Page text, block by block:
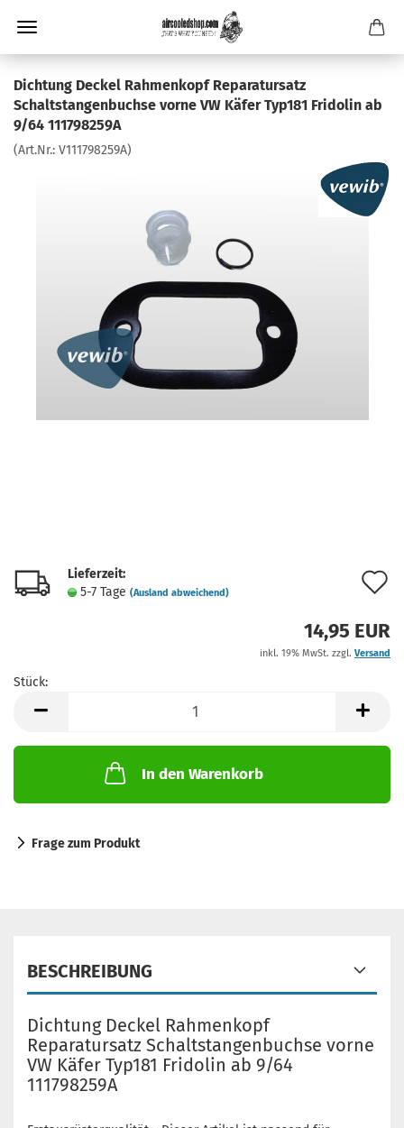
Dichtung Deckel Rahmenkopf Reparatursatz
Schaltstangenbuchse vorne VW Käfer Typ181 Fridolin ab
9/64 111798259A
(Art.Nr.: V111798259A)
Lieferzeit:
5-7 Tage (Ausland abweichend)
14,95 EUR
inkl. 19% MwSt. zzgl. Versand
Stück:
In den Warenkorb
Frage zum Produkt
BESCHREIBUNG
Dichtung Deckel Rahmenkopf
Reparatursatz Schaltstangenbuchse vorne
VW Käfer Typ181 Fridolin ab 9/64
111798259A